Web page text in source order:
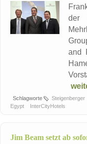
der
and
Schlagworte Steigenberger
Egypt
InterCityHotels
Jim Beam setzt ab